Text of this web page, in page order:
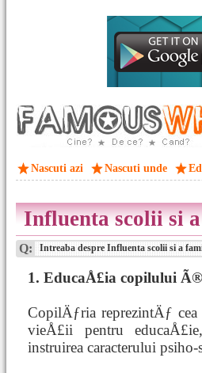
Nascuti azi Nascuti unde
Influenta scolii si
Q: Intreaba despre Influenta scolii si a
1. EducaÅ£ia copilului
CopilÄƒria reprezintÄƒ
vieÅ£ii pentru
instruirea caracterului psiho-